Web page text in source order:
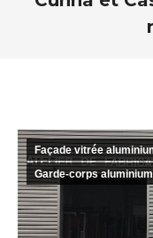
Façade vitrée
Garde-corps aluminium